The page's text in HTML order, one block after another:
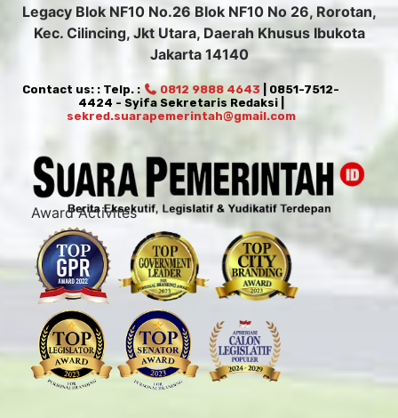
Legacy Blok NF10 No.26 Blok NF10 No 26, Rorotan,
Kec. Cilincing, Jkt Utara, Daerah Khusus Ibukota
Jakarta 14140
Contact us: : Telp. : 0812 9888 4643 | 0851-7512-
4424 - Syifa Sekretaris Redaksi |
sekred.suarapemerintah@gmail.com
Award Activites